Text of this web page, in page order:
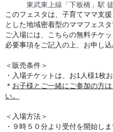
東武東上線「下板橋」駅 徒
このフェスタは、子育てママ支
とした地域密着型のママフェスタ
ご入場には、こちらの無料チケ
必要事項をご記入の上、お申し込
＜販売条件＞
・入場チケットは、お1人様1枚
＊ お子様とご一緒にご参加の方
い。
＜入場方法＞
・９時５０分より受付を開始しま